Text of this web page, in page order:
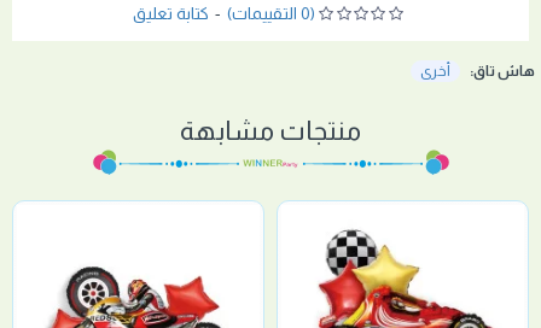
(0 التقييمات) - كتابة تعليق
هاش تاق: أخرى
منتجات مشابهة